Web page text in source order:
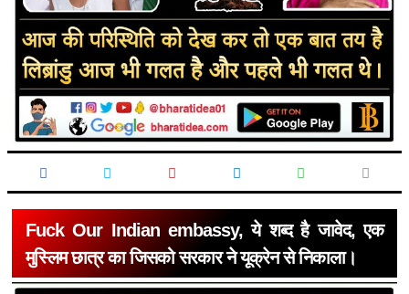
Fuck Our Indian embassy, ये शब्द है जावेद, एक
मुस्लिम छात्र का जिसको सरकार ने यूक्रेन से निकाला।